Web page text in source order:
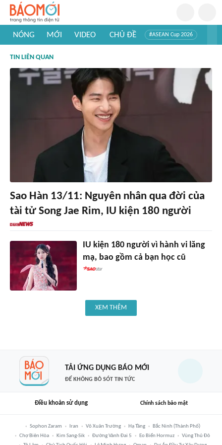
NÓNG MỚI VIDEO CHỦ ĐỀ #ASEAN Cup 2026
#Khám phá thế giới
TIN LIÊN QUAN
Sao Hàn 13/11: Nguyên nhân qua đời của
tài tử Song Jae Rim, IU kiện 180 người
IU kiện 180 người vì hành vi lăng
mạ, bao gồm cả bạn học cũ
XEM THÊM
TẢI ỨNG DỤNG BÁO MỚI
ĐỂ KHÔNG BỎ SÓT TIN TỨC
Điều khoản sử dụng Chính sách bảo mật
Sophon Zaram Iran Võ Xuân Trường Hạ Tầng
Bắc Ninh (thành Phố)
Chợ Biên Hòa
Kim Sang-Sik Đường Vành Đai 5 Eo Biển Hormuz
Vùng Thủ Đô